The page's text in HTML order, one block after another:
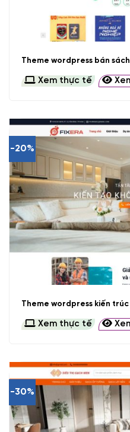
Theme wordpress bán
Xem thực tế
-20%
Theme wordpress kiến
Xem thực tế
-30%